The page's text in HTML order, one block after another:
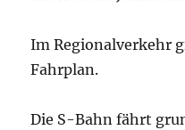
Im Regionalverkehr
Fahrplan.
Die S-Bahn fährt